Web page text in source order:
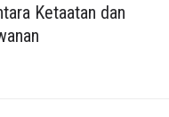
Ketaatan dan